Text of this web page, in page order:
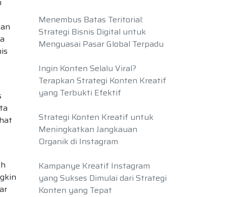
Menembus Batas Teritorial:
Strategi Bisnis Digital untuk
Menguasai Pasar Global Terpadu
Ingin Konten Selalu Viral?
Terapkan Strategi Konten Kreatif
yang Terbukti Efektif
Strategi Konten Kreatif untuk
Meningkatkan Jangkauan
Organik di Instagram
Kampanye Kreatif Instagram
yang Sukses Dimulai dari Strategi
Konten yang Tepat